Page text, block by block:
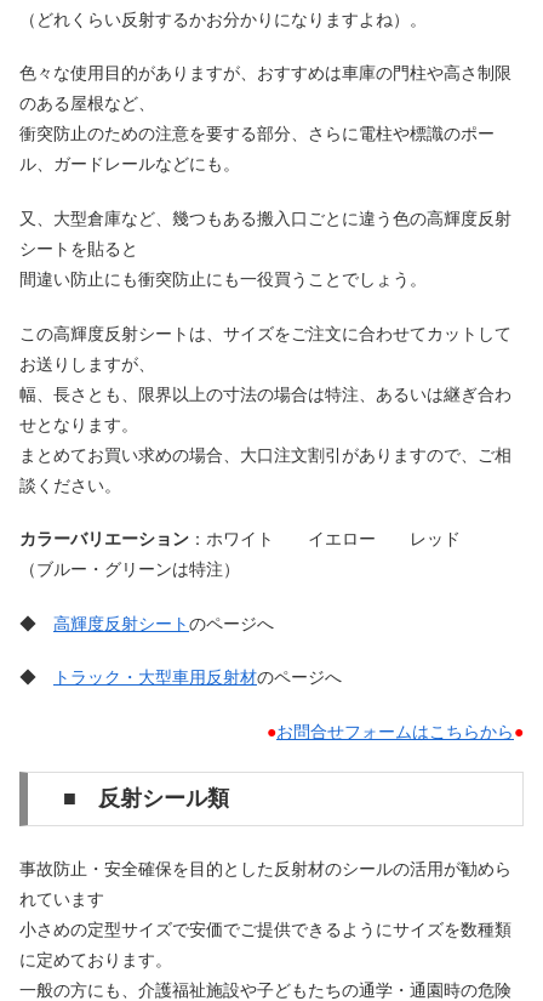
（どれくらい反射するかお分かりになりますよね）。
色々な使用目的がありますが、おすすめは車庫の門柱や高さ制限
のある屋根など、
衝突防止のための注意を要する部分、さらに電柱や標識のポー
ル、ガードレールなどにも。
又、大型倉庫など、幾つもある搬入口ごとに違う色の高輝度反射
シートを貼ると
間違い防止にも衝突防止にも一役買うことでしょう。
この高輝度反射シートは、サイズをご注文に合わせてカットして
お送りしますが、
幅、長さとも、限界以上の寸法の場合は特注、あるいは継ぎ合わ
せとなります。
まとめてお買い求めの場合、大口注文割引がありますので、ご相
談ください。
カラーバリエーション ：ホワイト イエロー レッド
（ブルー・グリーンは特注）
◆ 高輝度反射シートのページへ
◆ トラック・大型車用反射材のページへ
●お問合せフォームはこちらから●
■ 反射シール類
事故防止・安全確保を目的とした反射材のシールの活用が勧めら
れています
小さめの定型サイズで安価でご提供できるようにサイズを数種類
に定めております。
一般の方にも、介護福祉施設や子どもたちの通学・通園時の危険